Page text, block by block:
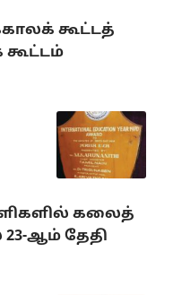
கூட்டத்
கலைத்
ஆம் தேதி